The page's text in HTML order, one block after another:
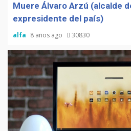
Muere Álvaro Arzú (alcalde
expresidente del país)
alfa 8 años ago 30830